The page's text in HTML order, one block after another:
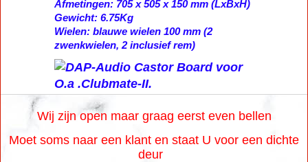
Afmetingen: 705 x 505 x 150 mm (LxBxH)
Gewicht: 6.75Kg
Wielen: blauwe wielen 100 mm (2
zwenkwielen, 2 inclusief rem)
Wij zijn open maar graag eerst even bellen
Moet soms naar een klant en staat U voor een dichte
deur